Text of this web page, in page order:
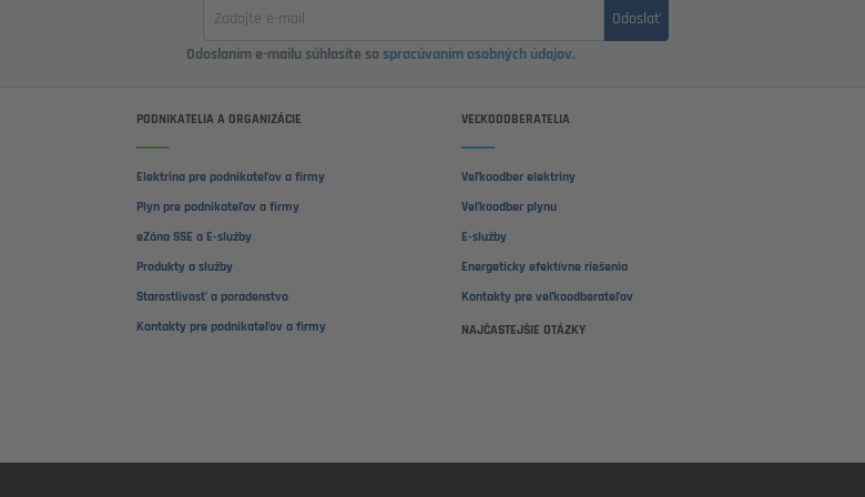
Zadajte
Odoslať
Odoslaním e-mailu súhlasíte so spracúvaním osobných údajov.
PODNIKATELIA A ORGANIZÁCIE
Elektrina pre podnikateľov a firmy
Plyn pre podnikateľov a firmy
eZóna SSE a E-služby
Produkty a služby
Starostlivosť a poradenstvo
Kontakty pre podnikateľov a firmy
VEĽKOODBERATELIA
Veľkoodber elektriny
Veľkoodber plynu
E-služby
Energeticky efektívne riešenia
Kontakty pre veľkoodberateľov
NAJČASTEJŠIE OTÁZKY